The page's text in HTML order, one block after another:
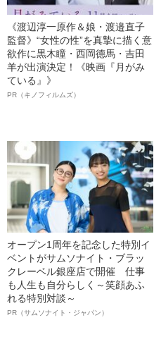
《渡辺淳一原作＆娘・渡邉直子
監督》“女性の性”を真摯に描く意
欲作に黒木瞳・西岡德馬・吉田
羊が出演決定！《映画『月がみ
ている』》
PR（キノフィルムズ）
オープン1周年を記念した特別イ
ベントがサムソナイト・ブラッ
クレーベル銀座店で開催 仕事
も人生も自分らしく～笑顔あふ
れる特別対談～
PR（サムソナイト・ジャパン）